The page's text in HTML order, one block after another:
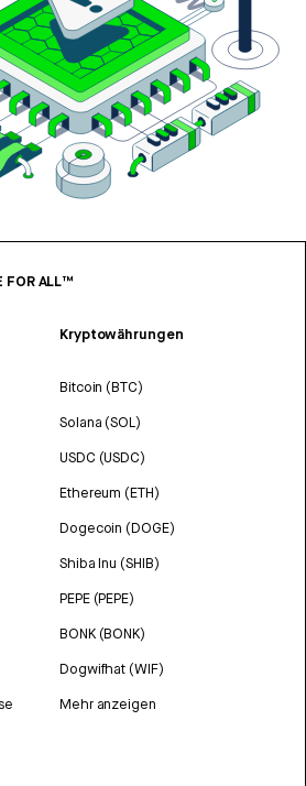
FOR ALL™
Kryptowährungen
Bitcoin (BTC)
Solana (SOL)
USDC (USDC)
Ethereum (ETH)
Dogecoin (DOGE)
Shiba Inu (SHIB)
PEPE (PEPE)
BONK (BONK)
Dogwifhat (WIF)
Mehr anzeigen